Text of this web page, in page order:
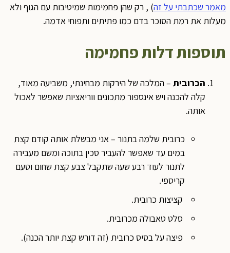
מאמר שכתבתי על זה) , רק שהן פחמימות שמיטיבות עם הגוף ולא
מעלות את רמת הסוכר בדם כמו פתיתים ותפוחי אדמה.
תוספות דלות פחמימה
הכרובית – המלכה של הירקות מבחינתי, משביעה מאוד,
קלה להכנה ויש אינספור מתכונים ווריאציות שאפשר לאכול
אותה.
כרובית שלמה בתנור – אני מבשלת אותה קודם קצת
במים עד שאפשר להעביר סכין בתוכה ומשם מעבירה
לתנור לעוד רבע שעה שתקבל צבע קצת שחום וטעם
קריספי.
קציצות כרובית.
סלט טאבולה מכרובית.
פיצה על בסיס כרובית (זה דורש קצת יותר הכנה).